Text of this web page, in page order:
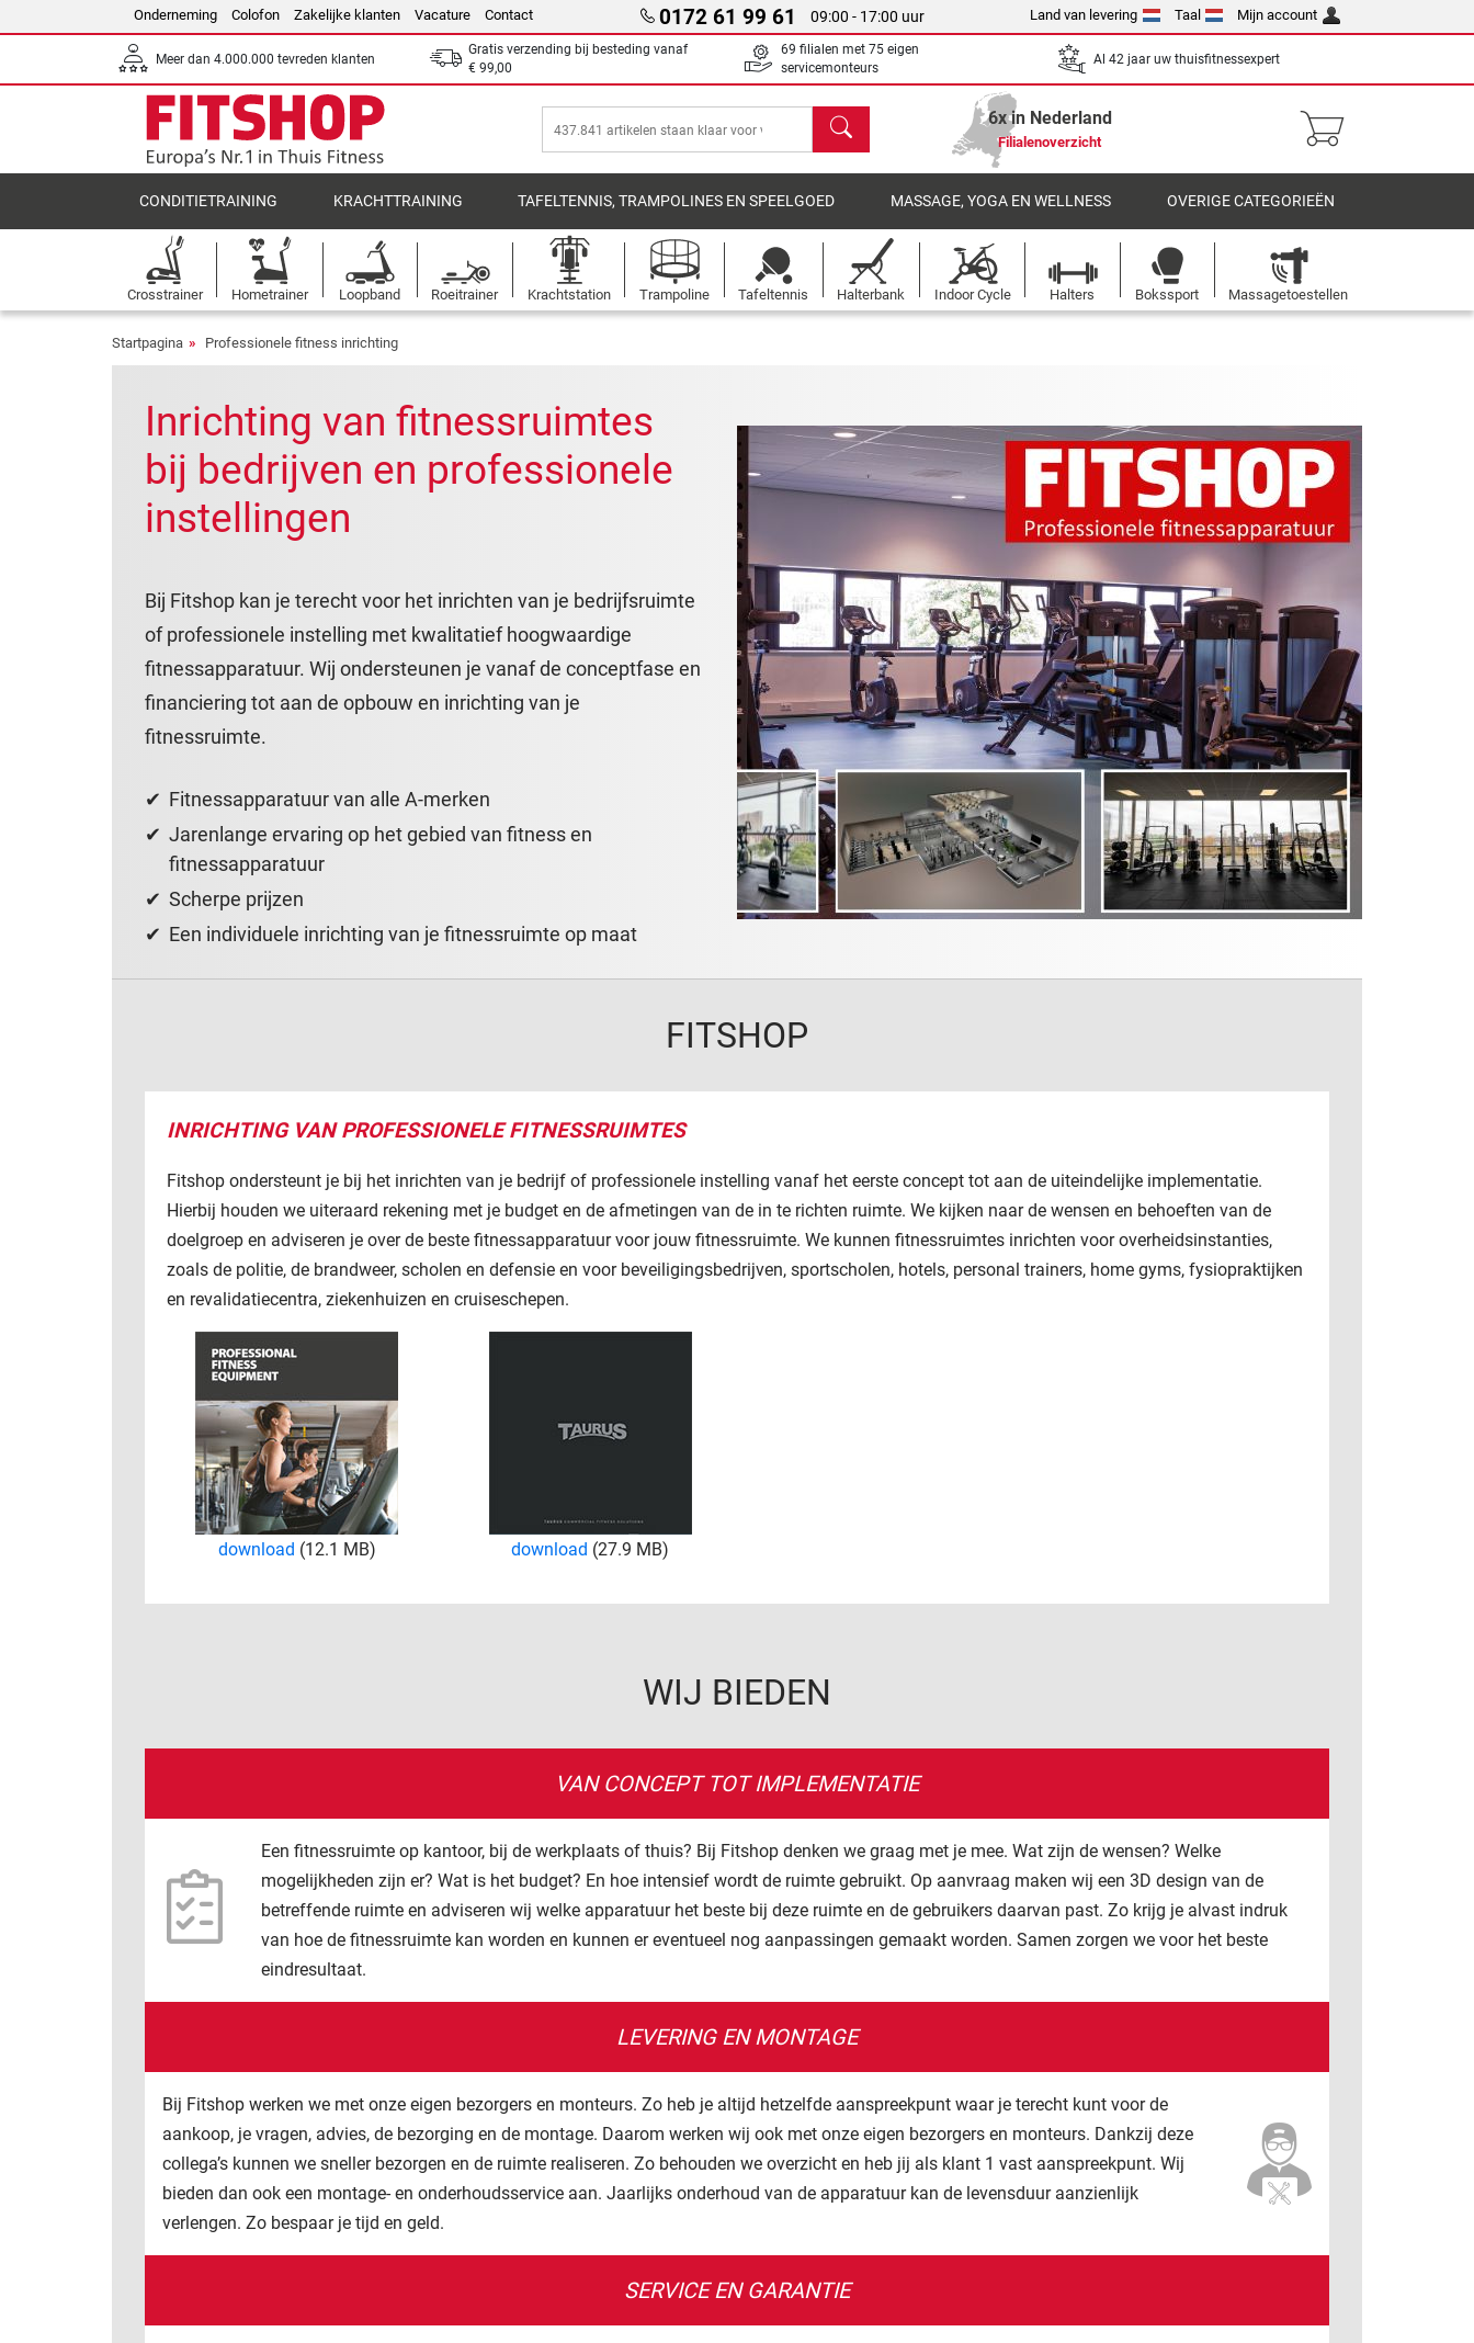
Onderneming Colofon Zakelijke klanten Vacature Contact 0172 61 99 61 09:00 - 17:00 uur Land van levering Taal Mijn account
Meer dan 4.000.000 tevreden klanten
Gratis verzending bij besteding vanaf
€ 99,00
69 filialen met 75 eigen
servicemonteurs
Al 42 jaar uw thuisfitnessexpert
Zoeken 6x in Nederland
Filialenoverzicht
CONDITIETRAINING KRACHTTRAINING TAFELTENNIS, TRAMPOLINES EN SPEELGOED MASSAGE, YOGA EN WELLNESS OVERIGE CATEGORIEËN
Crosstrainer Hometrainer Loopband Roeitrainer Krachtstation Trampoline Tafeltennis Halterbank Indoor Cycle Halters Bokssport Massagetoestellen
Startpagina Professionele fitness inrichting
Inrichting van fitnessruimtes
bij bedrijven en professionele
instellingen
Bij Fitshop kan je terecht voor het inrichten van je bedrijfsruimte
of professionele instelling met kwalitatief hoogwaardige
fitnessapparatuur. Wij ondersteunen je vanaf de conceptfase en
financiering tot aan de opbouw en inrichting van je
fitnessruimte.
Fitnessapparatuur van alle A-merken
Jarenlange ervaring op het gebied van fitness en
fitnessapparatuur
Scherpe prijzen
Een individuele inrichting van je fitnessruimte op maat
FITSHOP
INRICHTING VAN PROFESSIONELE FITNESSRUIMTES
Fitshop ondersteunt je bij het inrichten van je bedrijf of professionele instelling vanaf het eerste concept tot aan de uiteindelijke implementatie.
Hierbij houden we uiteraard rekening met je budget en de afmetingen van de in te richten ruimte. We kijken naar de wensen en behoeften van de
doelgroep en adviseren je over de beste fitnessapparatuur voor jouw fitnessruimte. We kunnen fitnessruimtes inrichten voor overheidsinstanties,
zoals de politie, de brandweer, scholen en defensie en voor beveiligingsbedrijven, sportscholen, hotels, personal trainers, home gyms, fysiopraktijken
en revalidatiecentra, ziekenhuizen en cruiseschepen.
download (12.1 MB) download (27.9 MB)
WIJ BIEDEN
VAN CONCEPT TOT IMPLEMENTATIE
Een fitnessruimte op kantoor, bij de werkplaats of thuis? Bij Fitshop denken we graag met je mee. Wat zijn de wensen? Welke
mogelijkheden zijn er? Wat is het budget? En hoe intensief wordt de ruimte gebruikt. Op aanvraag maken wij een 3D design van de
betreffende ruimte en adviseren wij welke apparatuur het beste bij deze ruimte en de gebruikers daarvan past. Zo krijg je alvast indruk
van hoe de fitnessruimte kan worden en kunnen er eventueel nog aanpassingen gemaakt worden. Samen zorgen we voor het beste
eindresultaat.
LEVERING EN MONTAGE
Bij Fitshop werken we met onze eigen bezorgers en monteurs. Zo heb je altijd hetzelfde aanspreekpunt waar je terecht kunt voor de
aankoop, je vragen, advies, de bezorging en de montage. Daarom werken wij ook met onze eigen bezorgers en monteurs. Dankzij deze
collega’s kunnen we sneller bezorgen en de ruimte realiseren. Zo behouden we overzicht en heb jij als klant 1 vast aanspreekpunt. Wij
bieden dan ook een montage- en onderhoudsservice aan. Jaarlijks onderhoud van de apparatuur kan de levensduur aanzienlijk
verlengen. Zo bespaar je tijd en geld.
SERVICE EN GARANTIE